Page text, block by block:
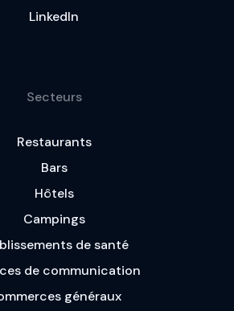
LinkedIn
Secteurs
Restaurants
Bars
Hôtels
Campings
de santé
de communication
généraux